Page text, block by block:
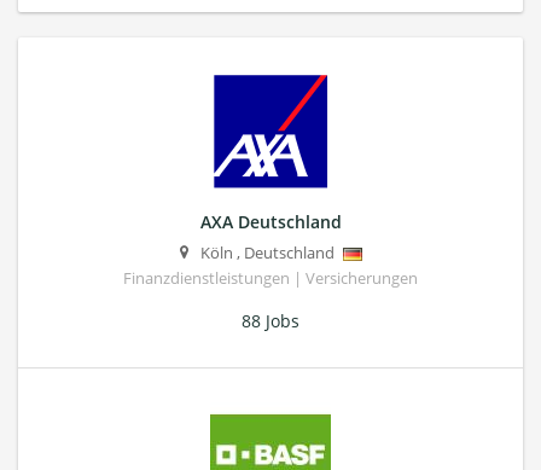
AXA Deutschland
Köln , Deutschland
Finanzdienstleistungen | Versicherungen
88 Jobs